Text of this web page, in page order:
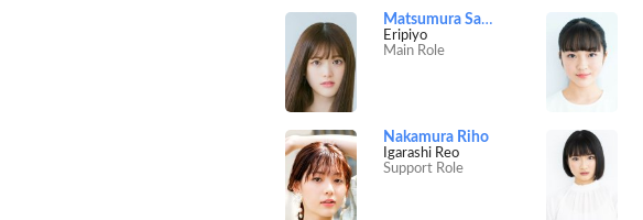
Matsumura Sayuri
Eripiyo
Main Role
Nakamura Riho
Igarashi​ Reo
Support Role